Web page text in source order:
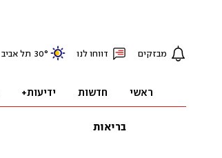
מבזקים דווחו לנו 30° תל אביב
ראשי חדשות ידיעות+
בריאות